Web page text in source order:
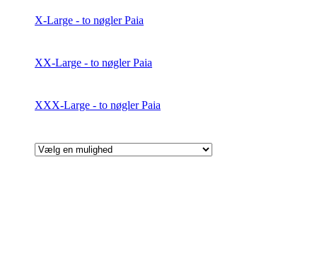
X-Large - to nøgler Paia
XX-Large - to nøgler Paia
XXX-Large - to nøgler Paia